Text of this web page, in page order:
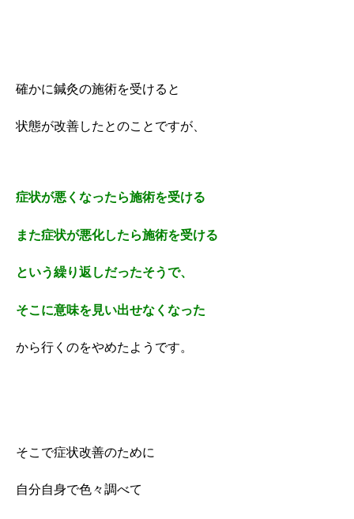
確かに鍼灸の施術を受けると
状態が改善したとのことですが、
症状が悪くなったら施術を受ける
また症状が悪化したら施術を受ける
という繰り返しだったそうで、
そこに意味を見い出せなくなった
から行くのをやめたようです。
そこで症状改善のために
自分自身で色々調べて